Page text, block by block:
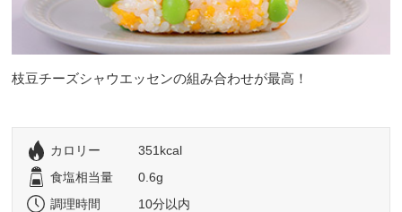
枝豆チーズシャウエッセンの組み合わせが最高！
カロリー
351kcal
食塩相当量
0.6g
調理時間
10分以内